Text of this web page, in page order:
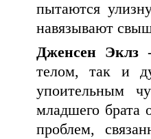
пытаются
навязывают
Дженсен Эклз-
телом, так и
упоительным
младшего брата
проблем,